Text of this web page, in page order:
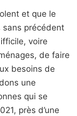
et que le
sans précédent
voire
de faire
besoins de
une
qui se
près d’une